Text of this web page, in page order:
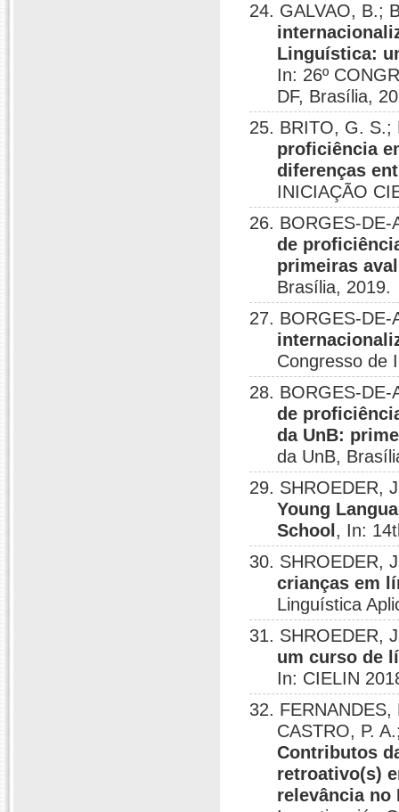
24. GALVAO, B.;
Linguística:
In: 26º
DF, Brasília,
25. BRITO, G. S.;
proficiência
diferenças
INICIAÇÃO
26. BORGES-
de
primeiras
Brasília, 2019.
27. BORGES-
Congresso de
28. BORGES-
de
da UnB:
da UnB,
29. SHROEDER,
Young
School , In:
30. SHROEDER,
crianças em
Linguística
31. SHROEDER,
um curso de
In: CIELIN
32.
CASTRO, P.
Contributos
retroativo(s)
relevância no